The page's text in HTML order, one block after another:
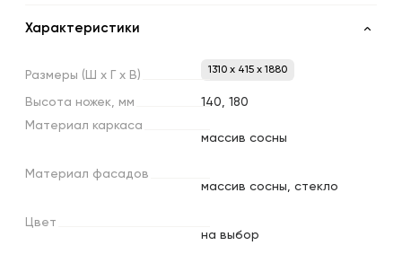
Характеристики
Размеры (Ш х х В) 1310 x 415 x 1880
Высота ножек, мм
140, 180
Материал каркаса
массив сосны
Материал фасадов
массив сосны, стекло
Цвет
на выбор